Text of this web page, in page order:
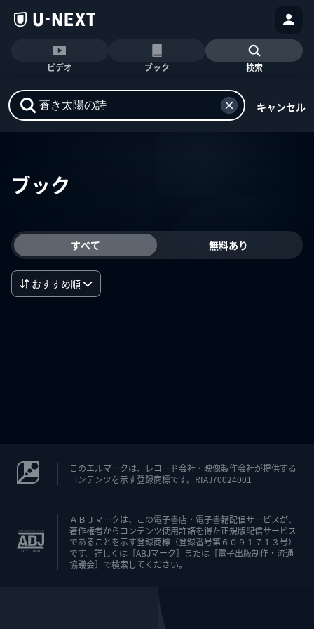
ビデオ ブック 検索
キャンセル
ブック
すべて 無料あり
おすすめ順
このエルマークは、レコード会社・映像製作会社が提供する
コンテンツを示す登録商標です。RIAJ70024001
ＡＢＪマークは、この電子書店・電子書籍配信サービスが、
著作権者からコンテンツ使用許諾を得た正規版配信サービス
であることを示す登録商標（登録番号第６０９１７１３号）
です。詳しくは［ABJマーク］または［電子出版制作・流通
協議会］で検索してください。